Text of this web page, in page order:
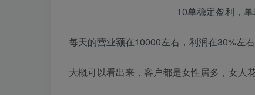
每天的营业额在10000左右，利润在30%左右
大概可以看出来，客户都是女性居多，女人